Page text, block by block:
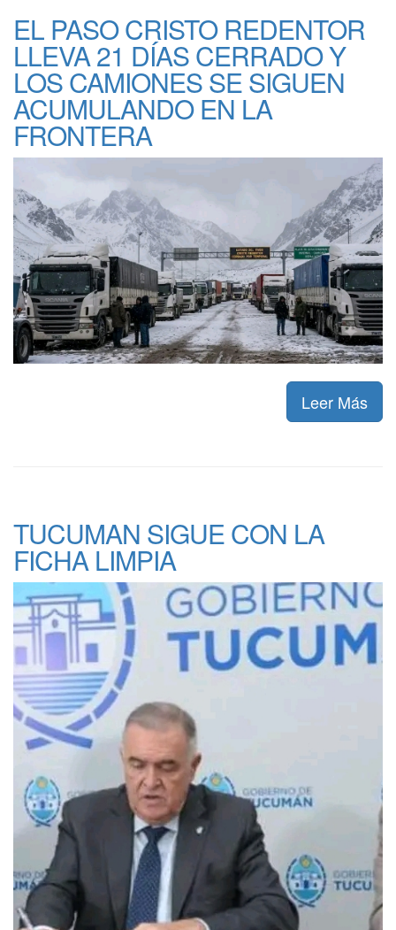
EL PASO CRISTO REDENTOR
LLEVA 21 DÍAS CERRADO Y
LOS CAMIONES SE SIGUEN
ACUMULANDO EN LA
FRONTERA
Leer Más
TUCUMAN SIGUE CON LA
FICHA LIMPIA